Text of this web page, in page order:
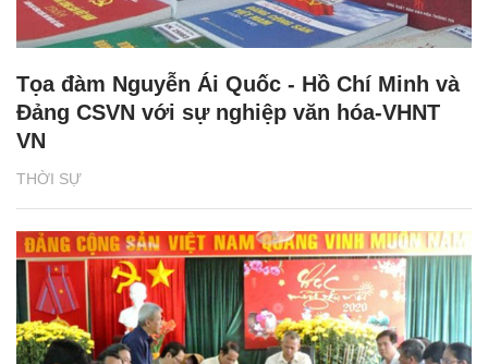
THỜI SỰ
Tọa đàm Nguyễn Ái Quốc - Hồ Chí Minh và
Đảng CSVN với sự nghiệp văn hóa-VHNT
VN